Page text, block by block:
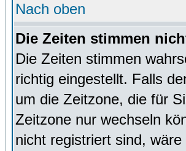
Nach oben
Die Zeiten stimmen
Die Zeiten stimmen
richtig eingestellt. Falls
um die Zeitzone, die für
Zeitzone nur wechseln
nicht registriert sind,